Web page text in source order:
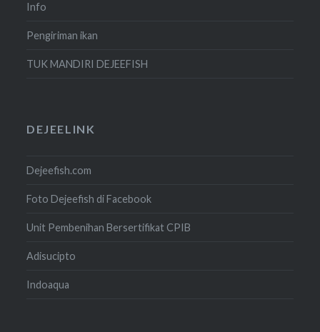
Info
Pengiriman ikan
TUK MANDIRI DEJEEFISH
DEJEELINK
Dejeefish.com
Foto Dejeefish di Facebook
Unit Pembenihan Bersertifikat CPIB
Adisucipto
Indoaqua